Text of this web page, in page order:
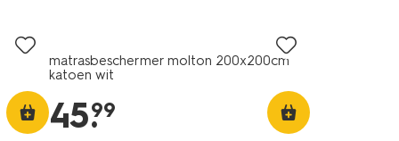
matrasbeschermer molton 200x200cm
katoen wit
45.
99